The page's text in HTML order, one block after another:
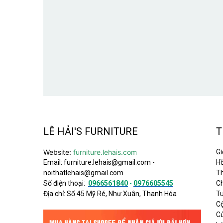
LÊ HẢI'S FURNITURE
Website: furniture.lehais.com
Email: furniture.lehais@gmail.com -
noithatlehais@gmail.com
Số điện thoại: 0966561840 - 0976605545
Địa chỉ: Số 45 Mỹ Ré, Như Xuân, Thanh Hóa